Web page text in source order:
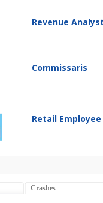
Revenue Analyst
Commissaris
Retail Employee
Crashes